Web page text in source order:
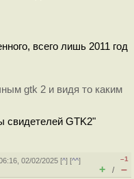
всего лишь 2011 год
gtk 2 и видя то каким
свидетелей GTK2"
02/02/2025 [^] [^^]
–1
+ / –